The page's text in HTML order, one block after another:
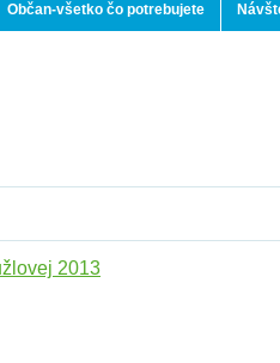
Občan-všetko čo potrebujete
2013